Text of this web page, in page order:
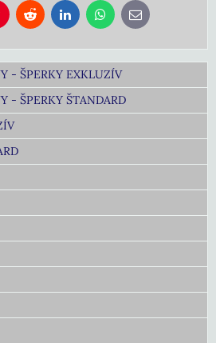
Reddit LinkedInWhatsApp
E-
mail
- ŠPERKY EXKLUZÍV
- ŠPERKY ŠTANDARD